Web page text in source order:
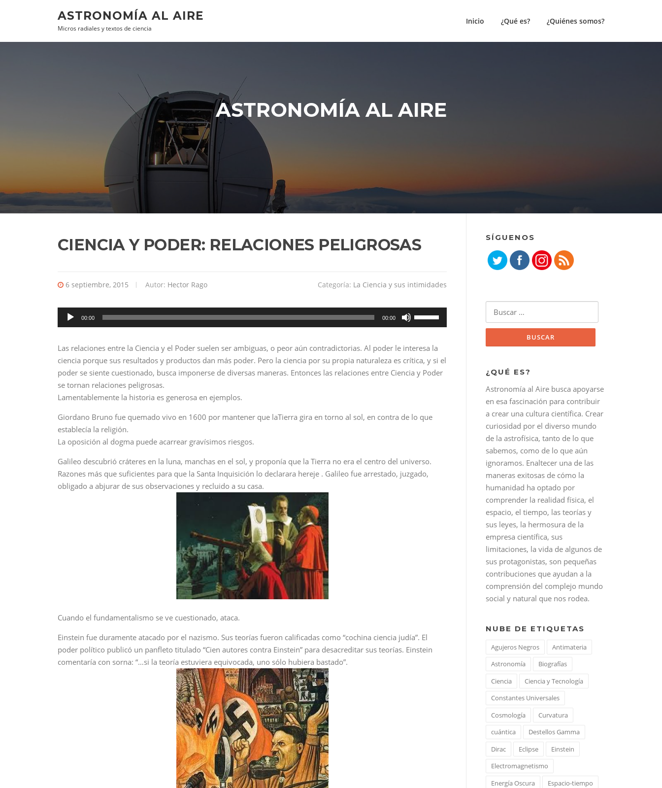
ASTRONOMÍA AL AIRE
Micros radiales y textos de ciencia
Inicio ¿Qué es? ¿Quiénes somos?
ASTRONOMÍA AL AIRE
CIENCIA Y PODER: RELACIONES PELIGROSAS
6 septiembre, 2015 Autor: Hector Rago Categoría: La Ciencia y sus intimidades
Reproductor
audio
00:00 00:00
las
de
flecha
arriba/abajo
disminuir
Las relaciones entre la Ciencia y el Poder suelen ser ambiguas, o peor aún contradictorias. Al poder le interesa la
ciencia porque sus resultados y productos dan más poder. Pero la ciencia por su propia naturaleza es crítica, y si el
poder se siente cuestionado, busca imponerse de diversas maneras. Entonces las relaciones entre Ciencia y Poder
se tornan relaciones peligrosas.
Lamentablemente la historia es generosa en ejemplos.
Giordano Bruno fue quemado vivo en 1600 por mantener que laTierra gira en torno al sol, en contra de lo que
establecía la religión.
La oposición al dogma puede acarrear gravísimos riesgos.
Galileo descubrió cráteres en la luna, manchas en el sol, y proponía que la Tierra no era el centro del universo.
Razones más que suficientes para que la Santa Inquisición lo declarara hereje . Galileo fue arrestado, juzgado,
obligado a abjurar de sus observaciones y recluido a su casa.
Cuando el fundamentalismo se ve cuestionado, ataca.
Einstein fue duramente atacado por el nazismo. Sus teorías fueron calificadas como “cochina ciencia judía”. El
poder político publicó un panfleto titulado “Cien autores contra Einstein” para desacreditar sus teorías. Einstein
comentaría con sorna: “…si la teoría estuviera equivocada, uno sólo hubiera bastado”.
SÍGUENOS
Buscar:
¿QUÉ ES?
Astronomía al Aire busca apoyarse
en esa fascinación para contribuir
a crear una cultura científica. Crear
curiosidad por el diverso mundo
de la astrofísica, tanto de lo que
sabemos, como de lo que aún
ignoramos. Enaltecer una de las
maneras exitosas de cómo la
humanidad ha optado por
comprender la realidad física, el
espacio, el tiempo, las teorías y
sus leyes, la hermosura de la
empresa científica, sus
limitaciones, la vida de algunos de
sus protagonistas, son pequeñas
contribuciones que ayudan a la
comprensión del complejo mundo
social y natural que nos rodea.
NUBE DE ETIQUETAS
Agujeros Negros
Antimateria
Astronomía
Biografías
Ciencia
Ciencia y Tecnología
Constantes Universales
Cosmología
Curvatura
cuántica
Destellos Gamma
Dirac
Eclipse
Einstein
Electromagnetismo
Energía Oscura
Espacio-tiempo